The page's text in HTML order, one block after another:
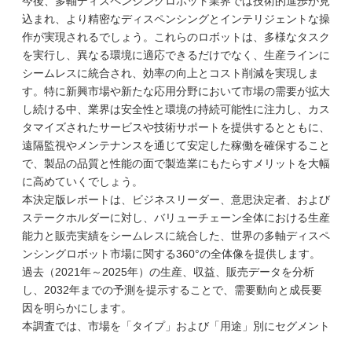
込まれ、より精密なディスペンシングとインテリジェントな操
作が実現されるでしょう。これらのロボットは、多様なタスク
を実行し、異なる環境に適応できるだけでなく、生産ラインに
シームレスに統合され、効率の向上とコスト削減を実現しま
す。特に新興市場や新たな応用分野において市場の需要が拡大
し続ける中、業界は安全性と環境の持続可能性に注力し、カス
タマイズされたサービスや技術サポートを提供するとともに、
遠隔監視やメンテナンスを通じて安定した稼働を確保すること
で、製品の品質と性能の面で製造業にもたらすメリットを大幅
に高めていくでしょう。
本決定版レポートは、ビジネスリーダー、意思決定者、および
ステークホルダーに対し、バリューチェーン全体における生産
能力と販売実績をシームレスに統合した、世界の多軸ディスペ
ンシングロボット市場に関する360°の全体像を提供します。
過去（2021年～2025年）の生産、収益、販売データを分析
し、2032年までの予測を提示することで、需要動向と成長要
因を明らかにします。
本調査では、市場を「タイプ」および「用途」別にセグメント